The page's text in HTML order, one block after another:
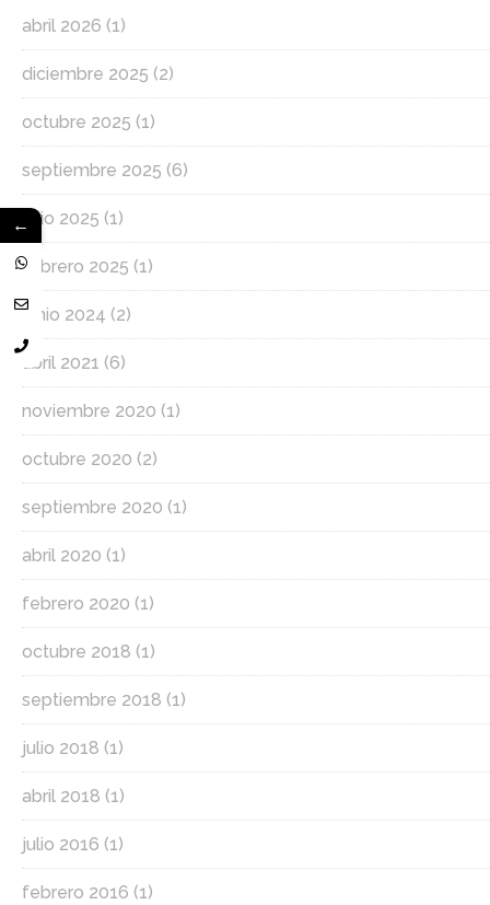
abril 2026 (1)
diciembre 2025 (2)
octubre 2025 (1)
septiembre 2025 (6)
julio 2025 (1)
febrero 2025 (1)
junio 2024 (2)
abril 2021 (6)
noviembre 2020 (1)
octubre 2020 (2)
septiembre 2020 (1)
abril 2020 (1)
febrero 2020 (1)
octubre 2018 (1)
septiembre 2018 (1)
julio 2018 (1)
abril 2018 (1)
julio 2016 (1)
febrero 2016 (1)
←